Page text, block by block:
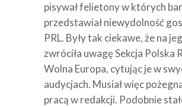
pisywał felietony w których
przedstawiał niewydolność
PRL. Były tak ciekawe, że na
zwróciła uwagę Sekcja Polska
Wolna Europa, cytując je w
audycjach. Musiał więc
pracą w redakcji. Podobnie